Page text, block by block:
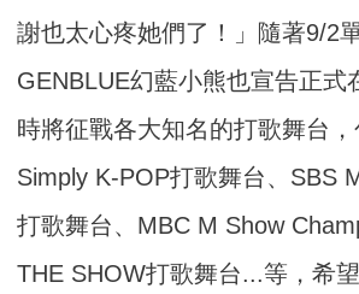
謝也太心疼她們了！」隨著9/2
GENBLUE幻藍小熊也宣告正式
時將征戰各大知名的打歌舞台
Simply K-POP打歌舞台、SBS
打歌舞台、MBC M Show
THE SHOW打歌舞台...等，希